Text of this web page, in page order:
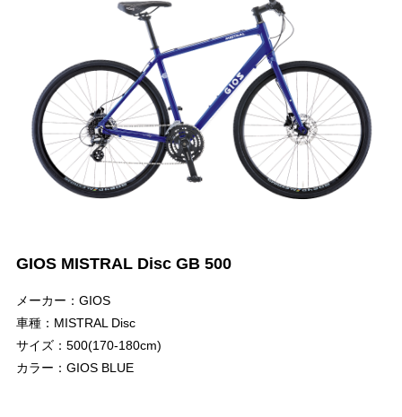
GIOS MISTRAL Disc GB 500
メーカー：GIOS
車種：MISTRAL Disc
サイズ：500(170-180cm)
カラー：GIOS BLUE